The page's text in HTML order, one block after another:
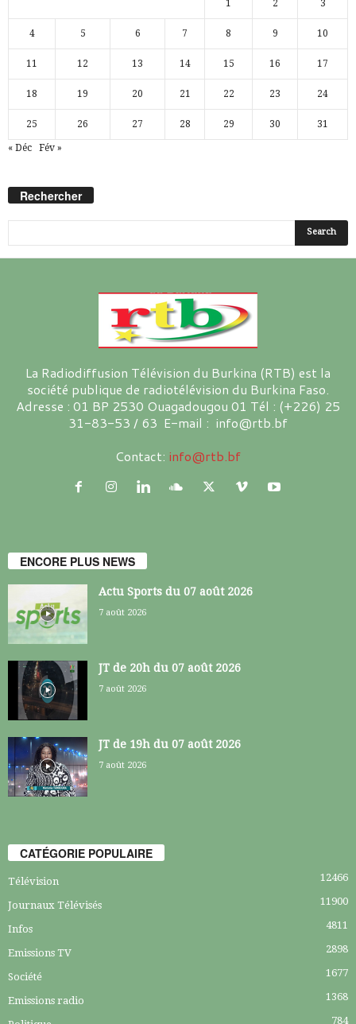
1 2 3
4 5 6 7 8 9 10
11 12 13 14 15 16 17
18 19 20 21 22 23 24
25 26 27 28 29 30 31
« Déc Fév »
Rechercher
La Radiodiffusion Télévision du Burkina (RTB) est la
société publique de radiotélévision du Burkina Faso.
Adresse : 01 BP 2530 Ouagadougou 01 Tél : (+226) 25
31-83-53 / 63 E-mail : info@rtb.bf
Contact: info@rtb.bf
ENCORE PLUS NEWS
Actu Sports du 07 août 2026
7 août 2026
JT de 20h du 07 août 2026
7 août 2026
JT de 19h du 07 août 2026
7 août 2026
CATÉGORIE POPULAIRE
Télévision 12466
Journaux Télévisés 11900
Infos 4811
Emissions TV 2898
Société 1677
Emissions radio 1368
784